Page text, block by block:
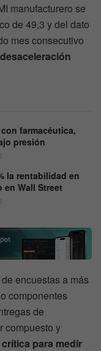
manufacturero se
de 49,3 y del dato
mes consecutivo
farmacéutica,
presión
la rentabilidad en
Wall Street
encuestas a más
componentes
de
compuesto y
para medir